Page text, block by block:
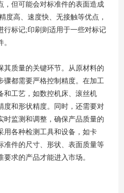
，但可能会对标准件的表面造成
度高、速度快、无接触等优点，
行标记;印刷则适用于一些对标记
其质量的关键环节。从原材料的
骤都需要严格控制精度。在加工
和工艺，如数控机床、滚丝机
度和形状精度。同时，还需要对
时监测和调整，确保产品质量的
用各种检测工具和设备，如卡
准件的尺寸、形状、表面质量等
求的产品才能进入市场。